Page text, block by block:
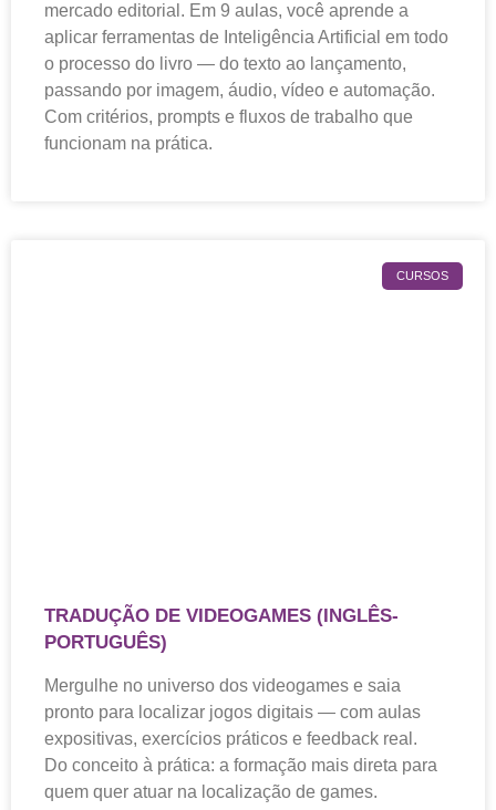
mercado editorial. Em 9 aulas, você aprende a
aplicar ferramentas de Inteligência Artificial em todo
o processo do livro — do texto ao lançamento,
passando por imagem, áudio, vídeo e automação.
Com critérios, prompts e fluxos de trabalho que
funcionam na prática.
CURSOS
TRADUÇÃO DE VIDEOGAMES (INGLÊS-
PORTUGUÊS)
Mergulhe no universo dos videogames e saia
pronto para localizar jogos digitais — com aulas
expositivas, exercícios práticos e feedback real.
Do conceito à prática: a formação mais direta para
quem quer atuar na localização de games.